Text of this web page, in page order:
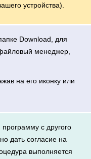
устройства).
Download, для
менеджер,
на его иконку или
программу с другого
дать согласие на
выполняется